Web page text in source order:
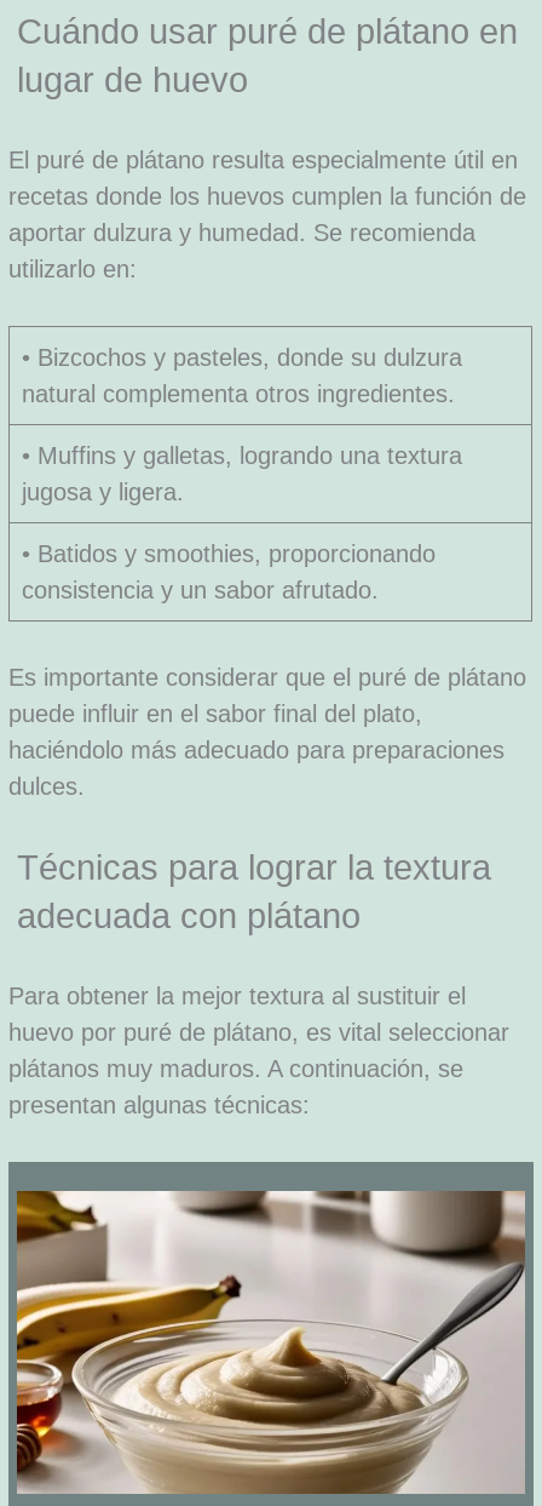
Cuándo usar puré de plátano en
lugar de huevo
El puré de plátano resulta especialmente útil en
recetas donde los huevos cumplen la función de
aportar dulzura y humedad. Se recomienda
utilizarlo en:
• Bizcochos y pasteles, donde su dulzura
natural complementa otros ingredientes.
• Muffins y galletas, logrando una textura
jugosa y ligera.
• Batidos y smoothies, proporcionando
consistencia y un sabor afrutado.
Es importante considerar que el puré de plátano
puede influir en el sabor final del plato,
haciéndolo más adecuado para preparaciones
dulces.
Técnicas para lograr la textura
adecuada con plátano
Para obtener la mejor textura al sustituir el
huevo por puré de plátano, es vital seleccionar
plátanos muy maduros. A continuación, se
presentan algunas técnicas: